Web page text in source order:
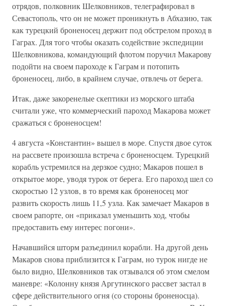
отрядов, полковник Шелковников, телеграфировал в
Севастополь, что он не может проникнуть в Абхазию, так
как турецкий броненосец держит под обстрелом проход в
Гаграх. Для того чтобы оказать содействие экспедиции
Шелковникова, командующий флотом поручил Макарову
подойти на своем пароходе к Гаграм и потопить
броненосец, либо, в крайнем случае, отвлечь от берега.
Итак, даже закоренелые скептики из морского штаба
считали уже, что коммерческий пароход Макарова может
сражаться с броненосцем!
4 августа «Константин» вышел в море. Спустя двое суток
на рассвете произошла встреча с броненосцем. Турецкий
корабль устремился на дерзкое судно; Макаров пошел в
открытое море, уводя турок от берега. Его пароход шел со
скоростью 12 узлов, в то время как броненосец мог
развить скорость лишь 11,5 узла. Как замечает Макаров в
своем рапорте, он «приказал уменьшить ход, чтобы
предоставить ему интерес погони».
Начавшийся шторм разъединил корабли. На другой день
Макаров снова приблизится к Гаграм, но турок нигде не
было видно, Шелковников так отзывался об этом смелом
маневре: «Колонну князя Аргутинского рассвет застал в
сфере действительного огня (со стороны броненосца).